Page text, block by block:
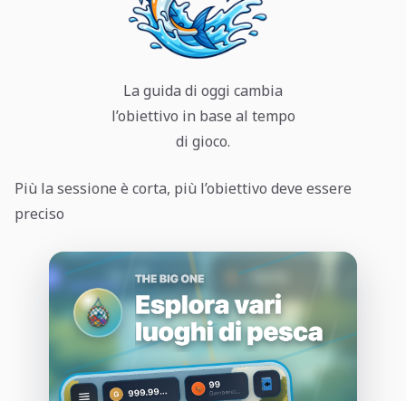
La guida di oggi cambia
l’obiettivo in base al tempo
di gioco.
Più la sessione è corta, più l’obiettivo deve essere
preciso